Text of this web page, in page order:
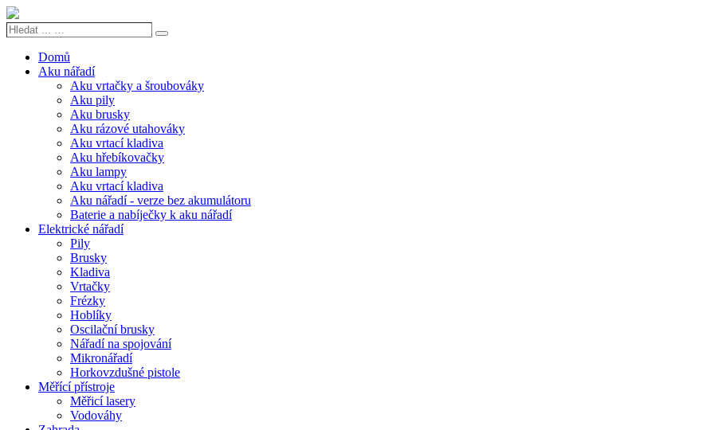
Hledat
Search
Domů
Aku nářadí
Aku vrtačky a šroubováky
Aku pily
Aku brusky
Aku rázové utahováky
Aku vrtací kladiva
Aku hřebíkovačky
Aku lampy
Aku vrtací kladiva
Aku nářadí - verze bez akumulátoru
Baterie a nabíječky k aku nářadí
Elektrické nářadí
Pily
Brusky
Kladiva
Vrtačky
Frézky
Hoblíky
Oscilační brusky
Nářadí na spojování
Mikronářadí
Horkovzdušné pistole
Měřící přístroje
Měřicí lasery
Vodováhy